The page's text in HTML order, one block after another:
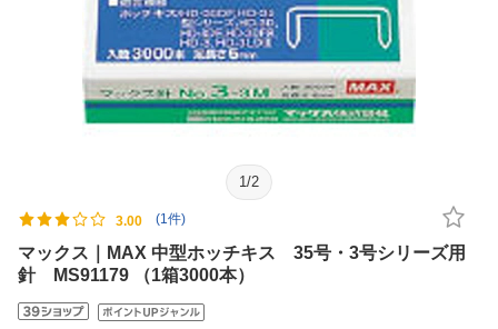
1 /2
3.00 (1件)
マックス｜MAX 中型ホッチキス 35号・3号シリーズ用
針 MS91179 （1箱3000本）